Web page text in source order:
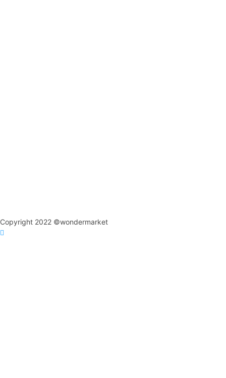
Copyright 2022 ©wondermarket